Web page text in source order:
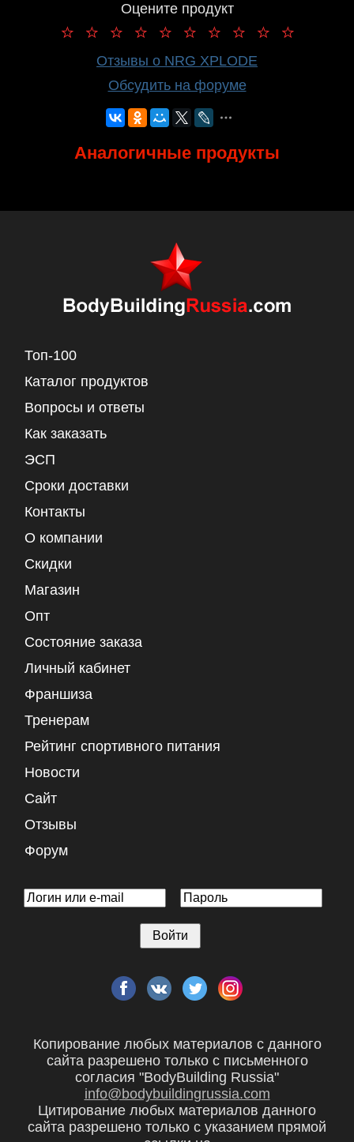
Оцените продукт
Отзывы о NRG XPLODE
Обсудить на форуме
Аналогичные продукты
Топ-100
Каталог продуктов
Вопросы и ответы
Как заказать
ЭСП
Сроки доставки
Контакты
О компании
Скидки
Магазин
Опт
Состояние заказа
Личный кабинет
Франшиза
Тренерам
Рейтинг спортивного питания
Новости
Сайт
Отзывы
Форум
Копирование любых материалов с данного
сайта разрешено только с письменного
согласия "BodyBuilding Russia"
info@bodybuildingrussia.com
Цитирование любых материалов данного
сайта разрешено только с указанием прямой